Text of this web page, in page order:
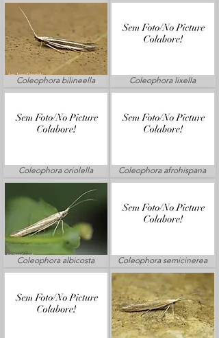
Coleophora bilineella
Coleophora oriolella
Coleophora albicosta
Coleophora lixella
Coleophora afrohispana
Coleophora semicinerea